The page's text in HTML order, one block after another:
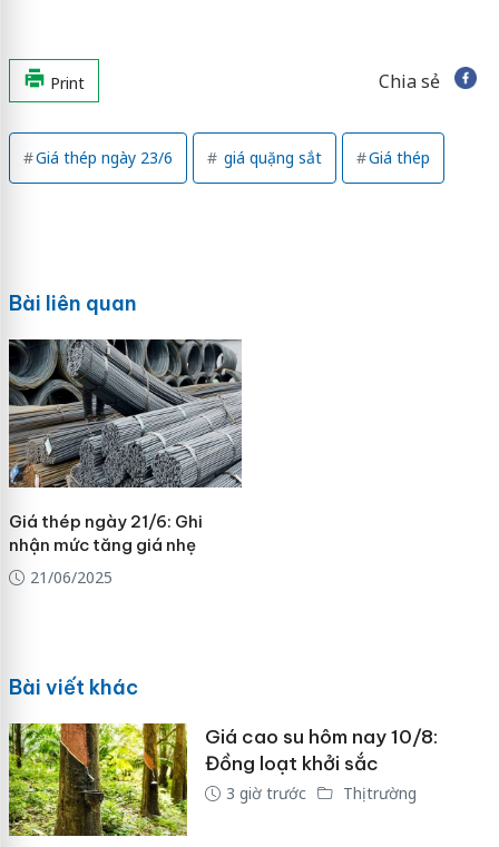
Print Chia sẻ
Giá thép ngày 23/6 giá quặng sắt Giá thép
Bài liên quan
Giá thép ngày 21/6: Ghi
nhận mức tăng giá nhẹ
21/06/2025
Bài viết khác
Giá cao su hôm nay 10/8:
Đồng loạt khởi sắc
3 giờ trước Thị trường